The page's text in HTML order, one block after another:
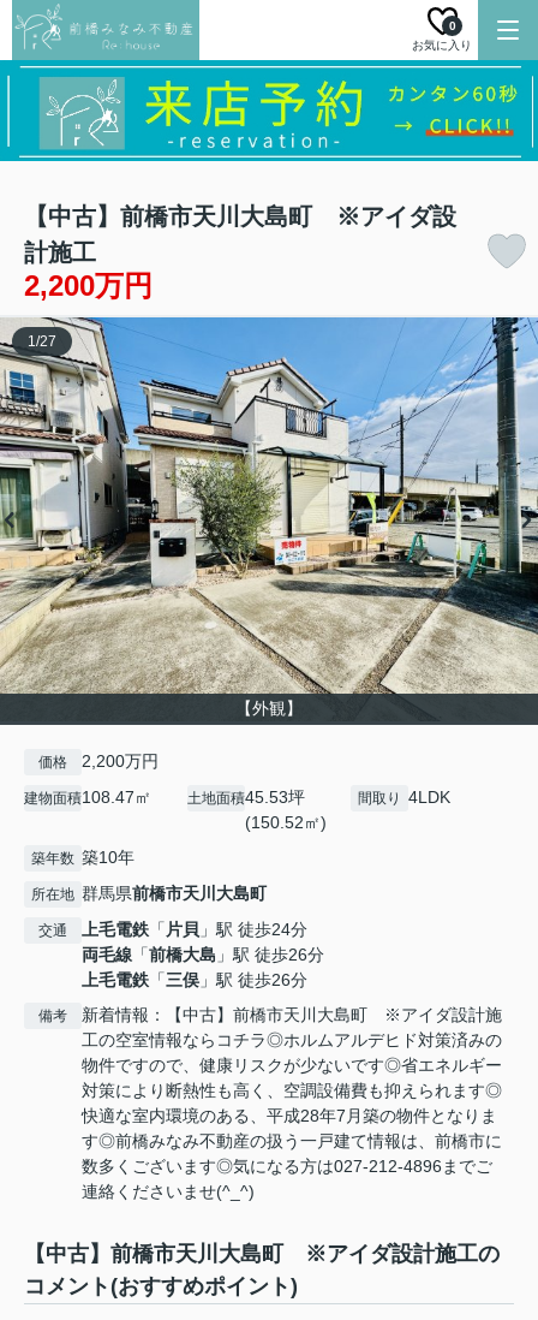
お気に入り
0
【中古】前橋市天川大島町 ※アイダ設
計施工
2,200万円
【外観】
1/27
価格 2,200万円
建物面積108.47㎡ 土地面積45.53坪
(150.52㎡)
間取り 4LDK
築年数 築10年
所在地 群馬県前橋市天川大島町
交通 上毛電鉄 「 片貝 」駅 徒歩24分
両毛線 「前橋大島 」駅 徒歩26分
上毛電鉄 「三俣 」駅 徒歩26分
備考
新着情報：【中古】前橋市天川大島町 ※アイダ設計施
工の空室情報ならコチラ◎ホルムアルデヒド対策済みの
物件ですので、健康リスクが少ないです◎省エネルギー
対策により断熱性も高く、空調設備費も抑えられます◎
快適な室内環境のある、平成28年7月築の物件となりま
す◎前橋みなみ不動産の扱う一戸建て情報は、前橋市に
数多くございます◎気になる方は027-212-4896までご
連絡くださいませ(^_^)
【中古】前橋市天川大島町 ※アイダ設計施工の
コメント(おすすめポイント)